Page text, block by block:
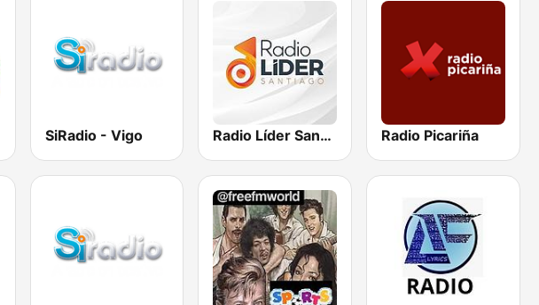
SiRadio - Vigo Radio Líder Santiago Radio Picariña